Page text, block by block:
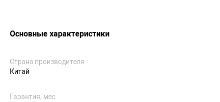
Основные характеристики
Страна производителя
Китай
Гарантия, мес.